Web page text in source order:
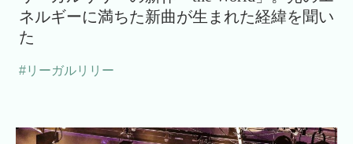
ネルギーに満ちた新曲が生まれた経緯を聞い
た
#リーガルリリー